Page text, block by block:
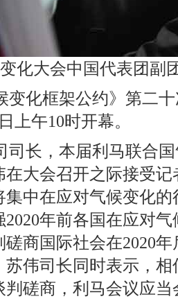
化大会中国代表团副
变化框架公约》第二
上午10时开幕。
司长，本届利马联合
在大会召开之际接受
集中在应对气候变化
年前各国在应对
商国际社会在2020
苏伟司长同时表示，
判磋商，利马会议应